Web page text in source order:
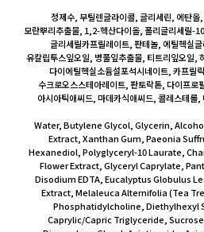
정제수, 부틸렌글라이콜, 글리세린, 에탄올
모란뿌리추출물, 1,2-헥산다이올, 폴리글리세릴-
글리세릴카프릴레이트, 판테놀, 에틸헥실
유칼립투스잎오일, 병풀잎추출물, 티트리잎오일,
다이에틸헥실소듐설포석시네이트, 카프릴
수크로오스스테아레이트, 판토락톤, 다이프로
아시아틱애씨드, 마데카식애씨드, 콜레스테롤
Water, Butylene Glycol, Glycerin,
Extract, Xanthan Gum, Paeonia
Hexanediol, Polyglyceryl-10 Laurate,
Flower Extract, Glyceryl Caprylate,
Disodium EDTA, Eucalyptus Globulus
Extract, Melaleuca Alternifolia (Tea
Phosphatidylcholine, Diethylhexyl
Caprylic/Capric Triglyceride,